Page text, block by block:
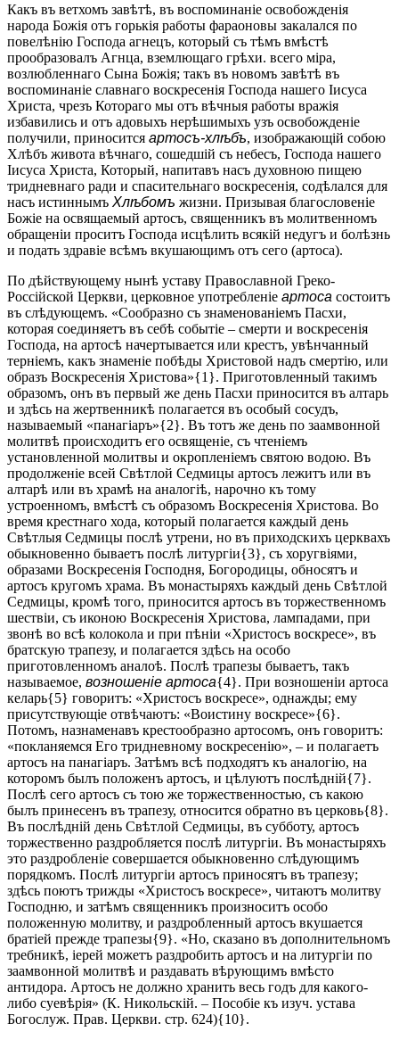
Какъ въ ветхомъ завѣтѣ, въ воспоминаніе освобожденія
народа Божія отъ горькія работы фараоновы закалался по
повелѣнію Господа агнецъ, который съ тѣмъ вмѣстѣ
прообразовалъ Агнца, вземлющаго грѣхи. всего міра,
возлюбленнаго Сына Божія; такъ въ новомъ завѣтѣ въ
воспоминаніе славнаго воскресенія Господа нашего Іисуса
Христа, чрезъ Котораго мы отъ вѣчныя работы вражія
избавились и отъ адовыхъ нерѣшимыхъ узъ освобожденіе
получили, приносится артосъ-хлѣбъ, изображающій собою
Хлѣбъ живота вѣчнаго, сошедшій съ небесъ, Господа нашего
Іисуса Христа, Который, напитавъ насъ духовною пищею
тридневнаго ради и спасительнаго воскресенія, содѣлался для
насъ истиннымъ Хлѣбомъ жизни. Призывая благословеніе
Божіе на освящаемый артосъ, священникъ въ молитвенномъ
обращеніи проситъ Господа исцѣлить всякій недугъ и болѣзнь
и подать здравіе всѣмъ вкушающимъ отъ сего (артоса).
По дѣйствующему нынѣ уставу Православной Греко-
Россійской Церкви, церковное употребленіе артоса состоитъ
въ слѣдующемъ. «Сообразно съ знаменованіемъ Пасхи,
которая соединяетъ въ себѣ событіе – смерти и воскресенія
Господа, на артосѣ начертывается или крестъ, увѣнчанный
терніемъ, какъ знаменіе побѣды Христовой надъ смертію, или
образъ Воскресенія Христова»{1}. Приготовленный такимъ
образомъ, онъ въ первый же день Пасхи приносится въ алтарь
и здѣсь на жертвенникѣ полагается въ особый сосудъ,
называемый «панагіаръ»{2}. Въ тотъ же день по заамвонной
молитвѣ происходитъ его освященіе, съ чтеніемъ
установленной молитвы и окропленіемъ святою водою. Въ
продолженіе всей Свѣтлой Седмицы артосъ лежитъ или въ
алтарѣ или въ храмѣ на аналогіѣ, нарочно къ тому
устроенномъ, вмѣстѣ съ образомъ Воскресенія Христова. Во
время крестнаго хода, который полагается каждый день
Свѣтлыя Седмицы послѣ утрени, но въ приходскихъ церквахъ
обыкновенно бываетъ послѣ литургіи{3}, съ хоругвіями,
образами Воскресенія Господня, Богородицы, обносятъ и
артосъ кругомъ храма. Въ монастыряхъ каждый день Свѣтлой
Седмицы, кромѣ того, приносится артосъ въ торжественномъ
шествіи, съ иконою Воскресенія Христова, лампадами, при
звонѣ во всѣ колокола и при пѣніи «Христосъ воскресе», въ
братскую трапезу, и полагается здѣсь на особо
приготовленномъ аналоѣ. Послѣ трапезы бываетъ, такъ
называемое, возношеніе артоса{4}. При возношеніи артоса
келарь{5} говоритъ: «Христосъ воскресе», однажды; ему
присутствующіе отвѣчаютъ: «Воистину воскресе»{6}.
Потомъ, назнаменавъ крестообразно артосомъ, онъ говоритъ:
«покланяемся Его тридневному воскресенію», – и полагаетъ
артосъ на панагіаръ. Затѣмъ всѣ подходятъ къ аналогію, на
которомъ былъ положенъ артосъ, и цѣлуютъ послѣдній{7}.
Послѣ сего артосъ съ тою же торжественностью, съ какою
былъ принесенъ въ трапезу, относится обратно въ церковь{8}.
Въ послѣдній день Свѣтлой Седмицы, въ субботу, артосъ
торжественно раздробляется послѣ литургіи. Въ монастыряхъ
это раздробленіе совершается обыкновенно слѣдующимъ
порядкомъ. Послѣ литургіи артосъ приносятъ въ трапезу;
здѣсь поютъ трижды «Христосъ воскресе», читаютъ молитву
Господню, и затѣмъ священникъ произноситъ особо
положенную молитву, и раздробленный артосъ вкушается
братіей прежде трапезы{9}. «Но, сказано въ дополнительномъ
требникѣ, іерей можетъ раздробить артосъ и на литургіи по
заамвонной молитвѣ и раздавать вѣрующимъ вмѣсто
антидора. Артосъ не должно хранить весь годъ для какого-
либо суевѣрія» (К. Никольскій. – Пособіе къ изуч. устава
Богослуж. Прав. Церкви. стр. 624){10}.